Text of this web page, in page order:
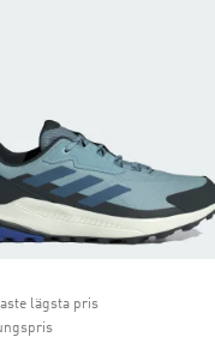
lägsta pris